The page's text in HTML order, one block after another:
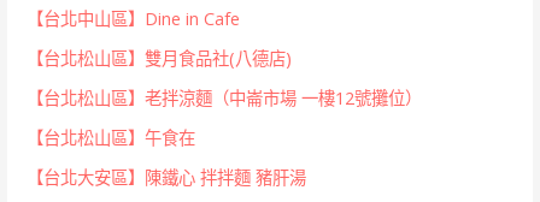
【台北中山區】Dine in Cafe
【台北松山區】雙月食品社(八德店)
【台北松山區】老拌涼麵（中崙市場 一樓12號攤位）
【台北松山區】午食在
【台北大安區】陳鐵心 拌拌麵 豬肝湯